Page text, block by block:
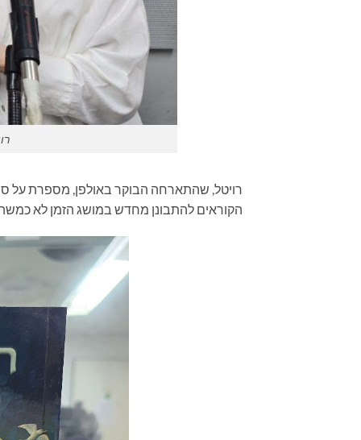
רויטל, שהתארחה הבוקר באולפן, מספרת על
הקוראים להתבונן מחדש במושג הזמן לא כמשהו